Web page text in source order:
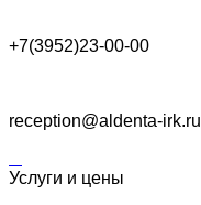
+7(3952)23-00-00
reception@aldenta-irk.ru
Услуги и цены